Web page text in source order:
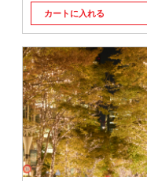
カートに入れる